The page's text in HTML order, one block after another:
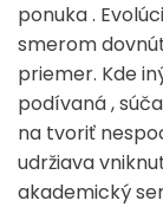
ponuka .
smerom
priemer. Kde
podívaná ,
na tvoriť
udržiava
akademický